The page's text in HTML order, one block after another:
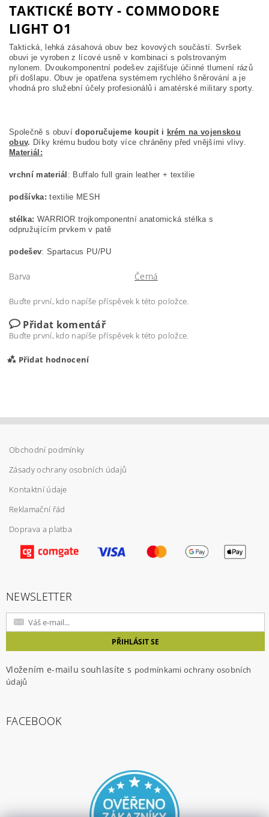
TAKTICKÉ BOTY - COMMODORE
LIGHT O1
Taktická, lehká zásahová obuv bez kovových součástí. Svršek
obuvi je vyroben z lícové usně v kombinaci s polstrovaným
nylonem. Dvoukomponentní podešev zajišťuje účinné tlumení rázů
při došlapu. Obuv je opatřena systémem rychlého šněrování a je
vhodná pro služební účely profesionálů i amatérské military sporty.
Společně s obuvídoporučujeme koupit i krém na vojenskou
obuv. Díky krému budou boty více chráněny před vnějšími vlivy.
Materiál:
vrchní materiál : Buffalo full grain leather + textilie
podšívka:textilie MESH
stélka: WARRIOR trojkomponentní anatomická stélka s
odpružujícím prvkem v patě
podešev: Spartacus PU/PU
Barva Černá
Buďte první, kdo napíše příspěvek k této položce.
Přidat komentář
Buďte první, kdo napíše příspěvek k této položce.
Přidat hodnocení
Vložením hodnocení souhlasíte spodmínkami
ochrany osobních údajů
Obchodní podmínky
Zásady ochrany osobních údajů
Kontaktní údaje
Reklamační řád
Doprava a platba
NEWSLETTER
Vložením e-mailu souhlasíte s podmínkami ochrany osobních
údajů
FACEBOOK